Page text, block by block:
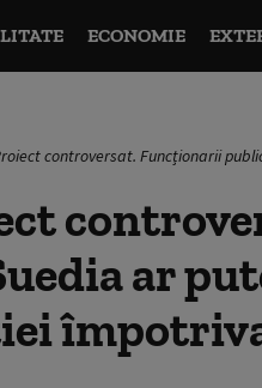
ECONOMIE
controversat. Funcționarii
ar